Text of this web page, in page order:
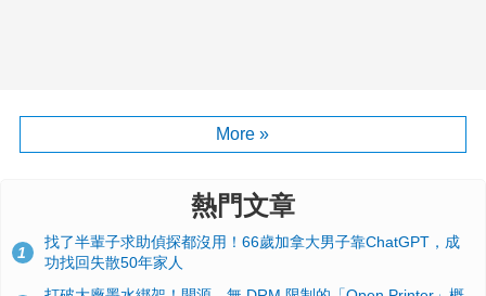
More »
熱門文章
1
找了半輩子求助偵探都沒用！66歲加拿大男子靠ChatGPT，成
功找回失散50年家人